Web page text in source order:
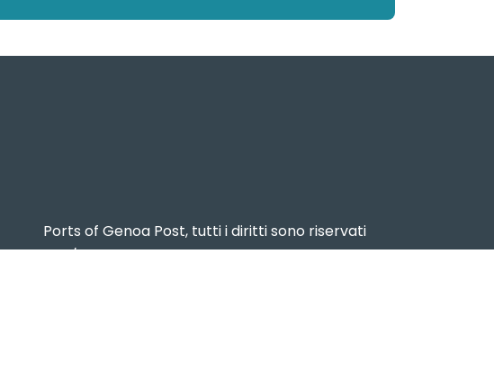
Ports of Genoa Post, tutti i diritti sono riservati
8409/2024 – Reg. Stampa n. 15 del 17 dicembre